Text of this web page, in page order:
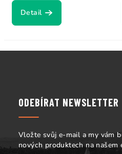
Detail
ODEBÍRAT NEWSLETTER
Vložte svůj e-mail a my vám
nových produktech na našem